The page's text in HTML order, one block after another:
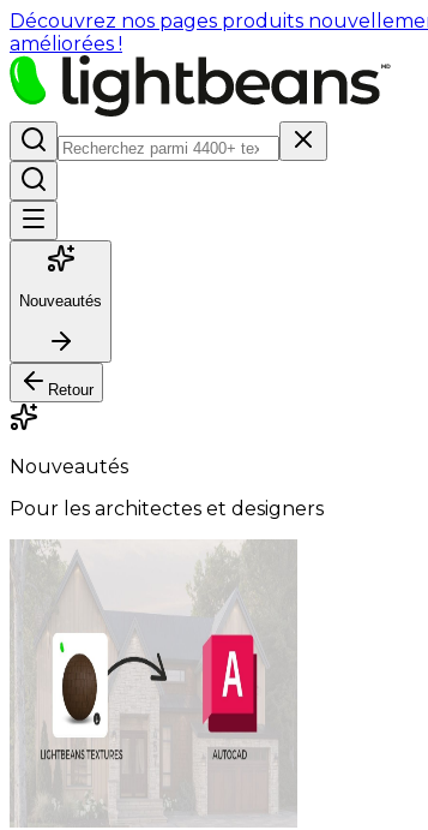
Découvrez nos pages produits
améliorées !
Nouveautés
Retour
Nouveautés
Pour les architectes et designers